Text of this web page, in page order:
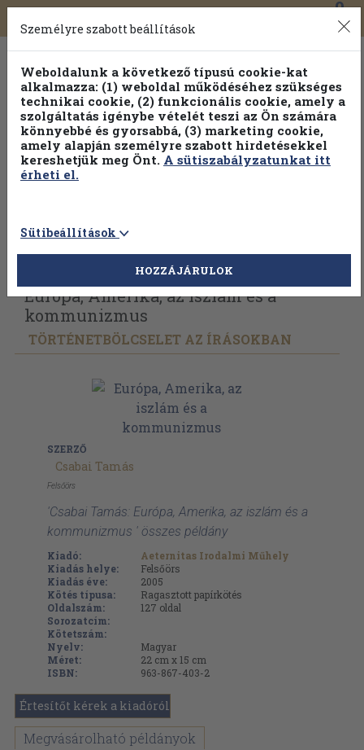
Toggle
navigation
0
Vissza az előző oldalra Válasszon példányt
Európa, Amerika, az iszlám és a
kommunizmus
TÖRTÉNETBÖLCSELET AZ ÍRÁSOKBAN
SZERZŐ
Csabai Tamás
Felsőörs
'Csabai Tamás: Európa, Amerika, az iszlám és a
kommunizmus ' összes példány
Kiadó:
Aeternitas Irodalmi Műhely
Kiadás helye:
Felsőörs
Kiadás éve:
2005
Kötés típusa:
Ragasztott papírkötés
Oldalszám:
127 oldal
Sorozatcím:
Kötetszám:
Nyelv:
Magyar
Méret:
22 cm x 15 cm
ISBN:
963-867-403-2
Értesítőt kérek a kiadóról
Megvásárolható példányok
Személyre szabott beállítások
Weboldalunk a következő típusú cookie-kat
alkalmazza: (1) weboldal működéséhez szükséges
technikai cookie, (2) funkcionális cookie, amely a
szolgáltatás igénybe vételét teszi az Ön számára
könnyebbé és gyorsabbá, (3) marketing cookie,
amely alapján személyre szabott hirdetésekkel
kereshetjük meg Önt. A sütiszabályzatunkat itt
érheti el.
Sütibeállítások
HOZZÁJÁRULOK